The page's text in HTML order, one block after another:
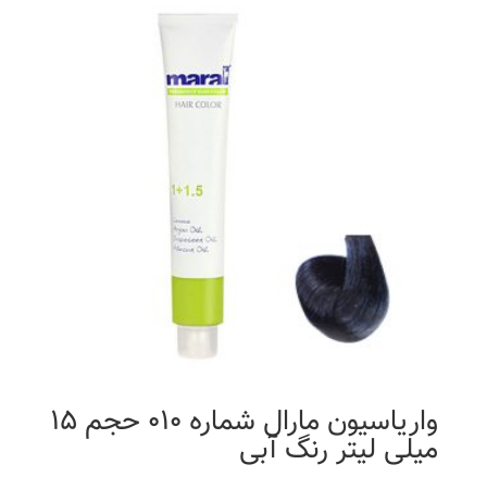
واریاسیون مارال شماره 010 حجم 15
میلی لیتر رنگ آبی